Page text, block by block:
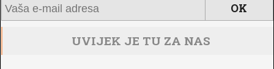
UVIJEK JE TU ZA NAS